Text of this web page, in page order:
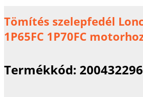
Tömítés szelepfedél
1P65FC 1P70FC
Termékkód: